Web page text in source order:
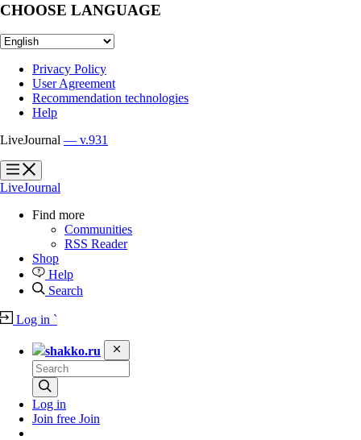
CHOOSE LANGUAGE
Privacy Policy
User Agreement
Recommendation technologies
Help
LiveJournal — v.931
?
?
LiveJournal
Find more
Communities
RSS Reader
Shop
Help
Search
Log in `
shakko.ru
Log in
Join free Join